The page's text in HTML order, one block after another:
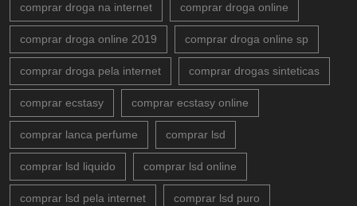
comprar droga na internet comprar droga online
comprar droga online 2019 comprar droga online sp
comprar droga pela internet comprar drogas sinteticas
comprar ecstasy comprar ecstasy online
comprar lanca perfume comprar lsd
comprar lsd liquido comprar lsd online
comprar lsd pela internet comprar lsd puro